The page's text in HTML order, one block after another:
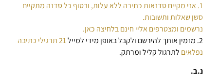
1. אני מקיים סדנאות כתיבה ללא עלות, ובסוף כל סדנה מתקיים
סשן שאלות ותשובות.
נרשמים ומצטרפים אליי חינם בלחיצה כאן.
2. מזמין אותך להירשם ולקבל באופן מידי למייל
21 תרגילי כתיבה
נפלאים לתרגול קליל ומרתק.
נ.ב.